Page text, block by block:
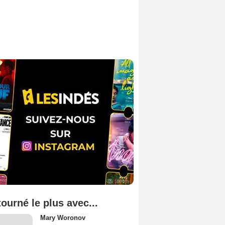
le plus avec...
Mary Woronov